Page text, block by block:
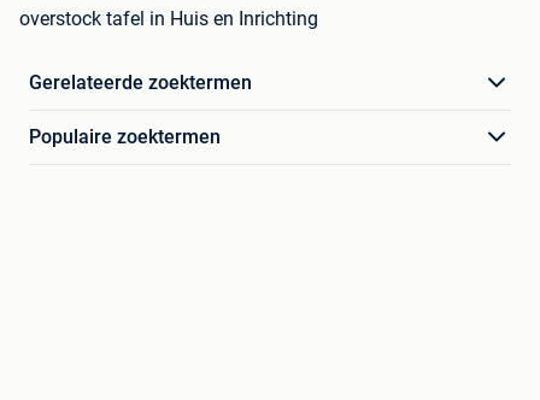
overstock tafel in Huis en Inrichting
Gerelateerde zoektermen
Populaire zoektermen